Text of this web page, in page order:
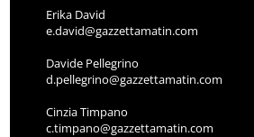
Erika David
e.david@gazzettamatin.com
Davide Pellegrino
d.pellegrino@gazzettamatin.com
Cinzia Timpano
c.timpano@gazzettamatin.com